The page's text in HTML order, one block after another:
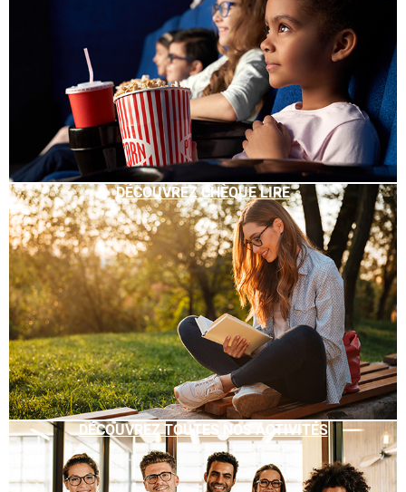
DÉCOUVREZ CHÈQUE LIRE
DÉCOUVREZ TOUTES NOS ACTIVITÉS